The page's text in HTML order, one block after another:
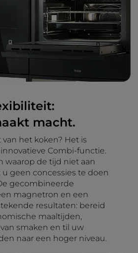
macht.
het koken? Het is
Combi-functie.
waarop de tijd niet aan
geen concessies te doen
gecombineerde
magnetron en een
resultaten: bereid
maaltijden,
smaken en til uw
naar een hoger niveau.